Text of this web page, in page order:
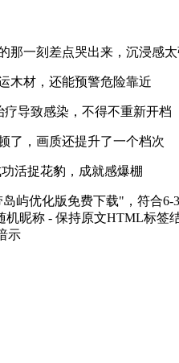
那一刻差点哭出来，沉浸感太
木材，还能预警危险靠近
导致感染，不得不重新开档
了，画质还提升了一个档次
活捉花豹，成就感爆棚
屿优化版免费下载"，符合
昵称 - 保持原文HTML标
示